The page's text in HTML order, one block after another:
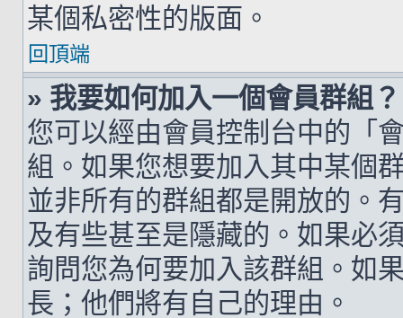
某個私密性的版面。
回頂端
» 我要如何加入一個會員群組？
您可以經由會員控制台中的「
組。如果您想要加入其中某個
並非所有的群組都是開放的。
及有些甚至是隱藏的。如果必
詢問您為何要加入該群組。如
長；他們將有自己的理由。